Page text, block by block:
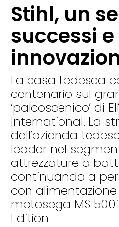
Stihl, un
successi
La casa tedesca
centenario sul
‘palcoscenico’ di
International. La
dell’azienda
leader nel
attrezzature a
continuando a
con alimentazione
motosega MS
Edition